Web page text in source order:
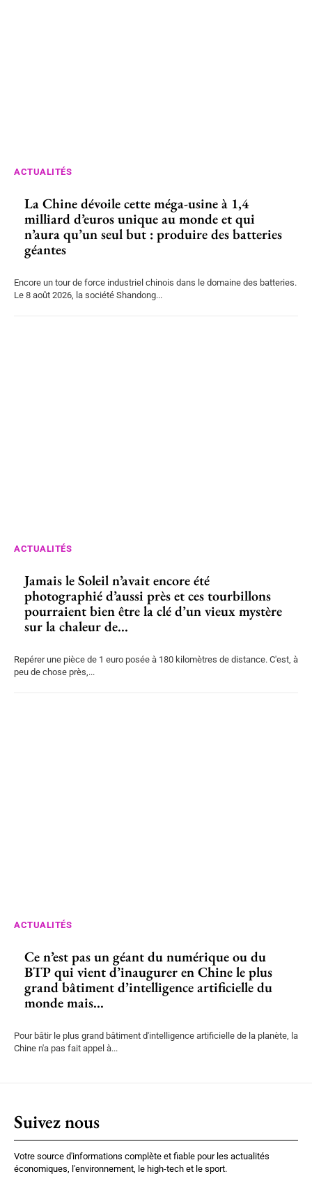
ACTUALITÉS
La Chine dévoile cette méga-usine à 1,4
milliard d’euros unique au monde et qui
n’aura qu’un seul but : produire des batteries
géantes
Encore un tour de force industriel chinois dans le domaine des batteries.
Le 8 août 2026, la société Shandong...
ACTUALITÉS
Jamais le Soleil n’avait encore été
photographié d’aussi près et ces tourbillons
pourraient bien être la clé d’un vieux mystère
sur la chaleur de...
Repérer une pièce de 1 euro posée à 180 kilomètres de distance. C'est, à
peu de chose près,...
ACTUALITÉS
Ce n’est pas un géant du numérique ou du
BTP qui vient d’inaugurer en Chine le plus
grand bâtiment d’intelligence artificielle du
monde mais...
Pour bâtir le plus grand bâtiment d'intelligence artificielle de la planète, la
Chine n'a pas fait appel à...
Suivez nous
Votre source d'informations complète et fiable pour les actualités
économiques, l'environnement, le high-tech et le sport.